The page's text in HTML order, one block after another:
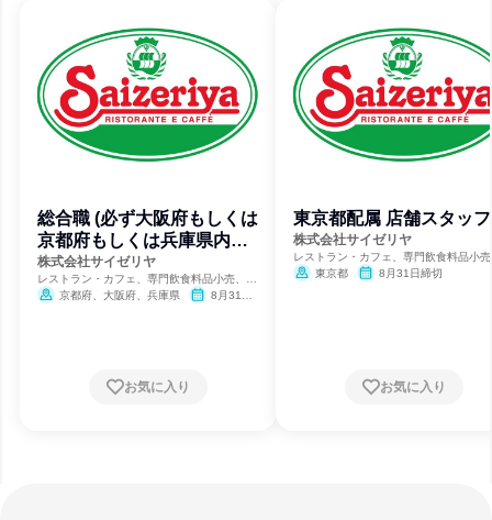
総合職 (必ず大阪府もしくは
京都府もしくは兵庫県内店
舗配属)
株式会社サイゼリヤ
レストラン・カフェ、専門飲食料品小売、総
合商社・専門商社・卸売
京都府、大阪府、兵庫県
8月31日
お気に入り
東京都配属 店舗スタッフ
株式会社サイゼリヤ
レストラン・カフェ、専門飲食料品小
合商社・専門商社・卸売
東京都 8月31日締切
お気に入り